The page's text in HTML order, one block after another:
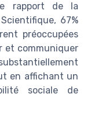
rapport de la
67%
préoccupées
et communiquer
en affichant un
sociale de